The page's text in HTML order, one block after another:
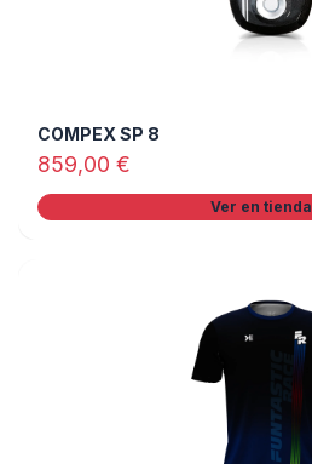
COMPEX SP 8
859,00 €
Ver en tienda